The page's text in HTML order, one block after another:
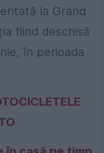
la Grand
fiind deschisă
în perioada